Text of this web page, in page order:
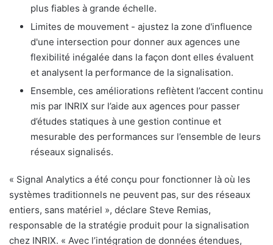
plus fiables à grande échelle.
Limites de mouvement - ajustez la zone d'influence
d'une intersection pour donner aux agences une
flexibilité inégalée dans la façon dont elles évaluent
et analysent la performance de la signalisation.
Ensemble, ces améliorations reflètent l’accent continu
mis par INRIX sur l’aide aux agences pour passer
d’études statiques à une gestion continue et
mesurable des performances sur l’ensemble de leurs
réseaux signalisés.
« Signal Analytics a été conçu pour fonctionner là où les
systèmes traditionnels ne peuvent pas, sur des réseaux
entiers, sans matériel », déclare Steve Remias,
responsable de la stratégie produit pour la signalisation
chez INRIX. « Avec l’intégration de données étendues,